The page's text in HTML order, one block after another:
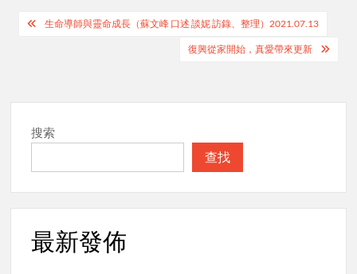
Post生命導師與靈命成長（蘇文峰 口述 談妮 訪錄、整理）2021.07.13
復興從家開始，真愛帶來更新
搜索
查找
最新發佈